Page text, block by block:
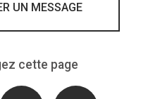
UN MESSAGE
cette page